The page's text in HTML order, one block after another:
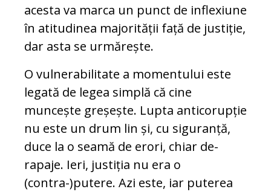
acesta va marca un punct de in­flexiune
în atitudinea majorității față de jus­tiție,
dar asta se urmărește.
O vulnerabilitate a momentului este
legată de legea simplă că cine
muncește greșește. Lup­ta anticorupție
nu este un drum lin și, cu si­guranță,
duce la o seamă de erori, chiar de­
rapaje. Ieri, justiția nu era o
(contra-)putere. Azi este, iar puterea